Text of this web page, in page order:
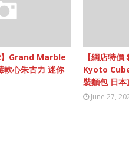
】Grand Marble
心朱古力 迷你
【網店特
Kyoto
裝麵包 日本
June 27,